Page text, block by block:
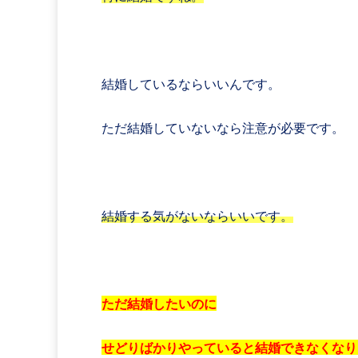
結婚しているならいいんです。
ただ結婚していないなら注意が必要です。
結婚する気がないならいいです。
ただ結婚したいのに
せどりばかりやっていると結婚できなくな